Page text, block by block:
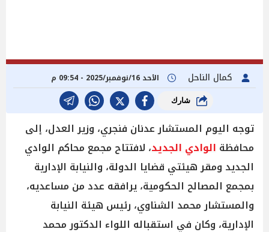
كمال الناحل الأحد 16/نوفمبر/2025 - 09:54 م
شارك
توجه اليوم المستشار عدنان فنجري، وزير العدل، إلى
محافظة الوادي الجديد، لافتتاح مجمع محاكم الوادي
الجديد ومقر هيئتي قضايا الدولة، والنيابة الإدارية
بمجمع المصالح الحكومية، يرافقه عدد من مساعديه،
والمستشار محمد الشناوي، رئيس هيئة النيابة
الإدارية، وكان في استقباله اللواء الدكتور محمد